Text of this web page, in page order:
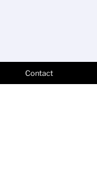
Contact